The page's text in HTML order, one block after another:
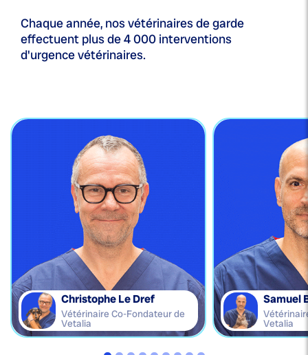
Chaque année, nos vétérinaires de garde
effectuent plus de 4 000 interventions
d'urgence vétérinaires.
Christophe Le Dref
Vétérinaire Co-Fondateur de
Vetalia
Samuel
Vetalia